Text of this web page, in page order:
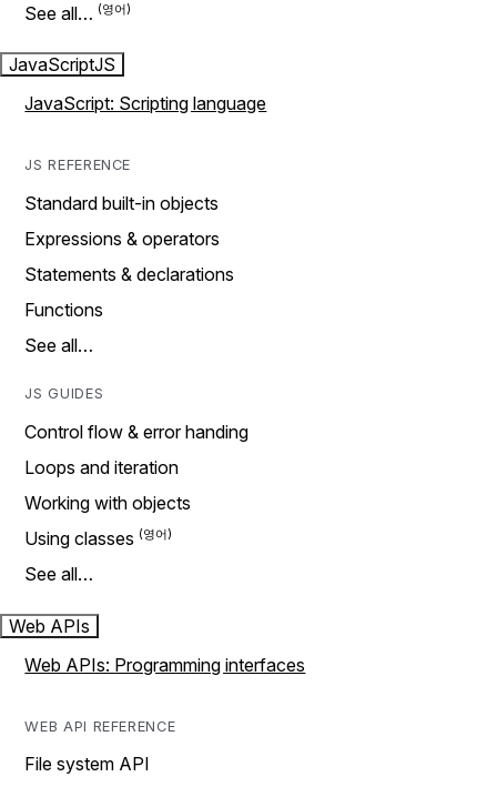
See all…
JavaScriptJS
JavaScript: Scripting language
JS REFERENCE
Standard built-in objects
Expressions & operators
Statements & declarations
Functions
See all…
JS GUIDES
Control flow & error handing
Loops and iteration
Working with objects
Using classes
See all…
Web APIs
Web APIs: Programming interfaces
WEB API REFERENCE
File system API